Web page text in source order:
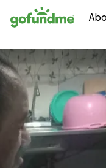
to content